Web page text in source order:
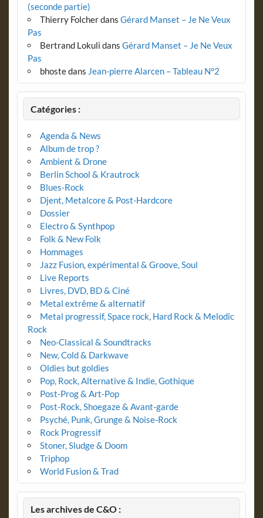
(seconde partie)
Thierry Folcherdans Gérard Manset – Je Ne Veux
Pas
Bertrand Lokuli dans Gérard Manset – Je Ne Veux
Pas
bhostedans Jean-pierre Alarcen – Tableau N°2
Catégories :
Agenda & News
Album de trop ?
Ambient & Drone
Berlin School & Krautrock
Blues-Rock
Djent, Metalcore & Post-Hardcore
Dossier
Electro & Synthpop
Folk & New Folk
Hommages
Jazz Fusion, expérimental & Groove, Soul
Live Reports
Livres, DVD, BD & Ciné
Metal extrême & alternatif
Metal progressif, Space rock, Hard Rock & Melodic
Rock
Neo-Classical & Soundtracks
New, Cold & Darkwave
Oldies but goldies
Pop, Rock, Alternative & Indie, Gothique
Post-Prog & Art-Pop
Post-Rock, Shoegaze & Avant-garde
Psyché, Punk, Grunge & Noise-Rock
Rock Progressif
Stoner, Sludge & Doom
Triphop
World Fusion & Trad
Les archives de C&O :